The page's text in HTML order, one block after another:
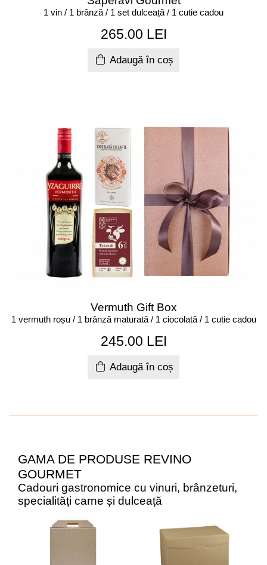
1 vin / 1 brânză / 1 set dulceață / 1 cutie cadou
265.00 LEI
Adaugă în coș
Vermuth Gift Box
1 vermuth roșu / 1 brânză maturată / 1 ciocolată / 1 cutie cadou
245.00 LEI
Adaugă în coș
GAMA DE PRODUSE REVINO
GOURMET
Cadouri gastronomice cu vinuri, brânzeturi,
specialități carne și dulceață